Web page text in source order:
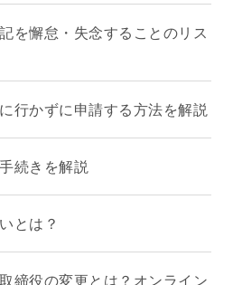
を懈怠・失念することのリス
行かずに申請する方法を解説
続きを解説
とは？
締役の変更とは？オンライン